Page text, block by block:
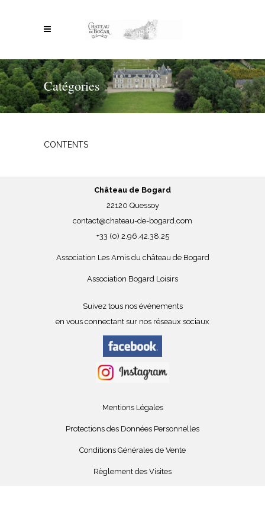
Catégories
CONTENTS
Château de Bogard
22120 Quessoy
contact@chateau-de-bogard.com
+33 (0) 2.96.42.38.25
Association Les Amis du château de Bogard
Association Bogard Loisirs
Suivez tous nos événements
en vous connectant sur nos réseaux sociaux
Mentions Légales
Protections des Données Personnelles
Conditions Générales de Vente
Règlement des Visites